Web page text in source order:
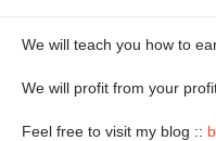
We will teach you how to
We will profit from your
Feel free to visit my blog ::